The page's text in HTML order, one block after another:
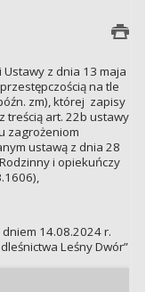
Ustawy z dnia 13 maja
na tle
zm), której zapisy
treścią art. 22b ustawy
zagrożeniom
ustawą z dnia 28
i opiekuńczy
14.08.2024 r.
Leśny Dwór”